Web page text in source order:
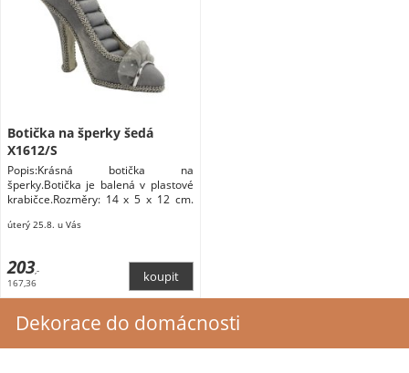
Botička na šperky šedá
X1612/S
Popis:Krásná botička na
šperky.Botička je balená v plastové
krabičce.Rozměry: 14 x 5 x 12 cm.
úterý 25.8. u Vás
203,-
167,36
Dekorace do domácnosti